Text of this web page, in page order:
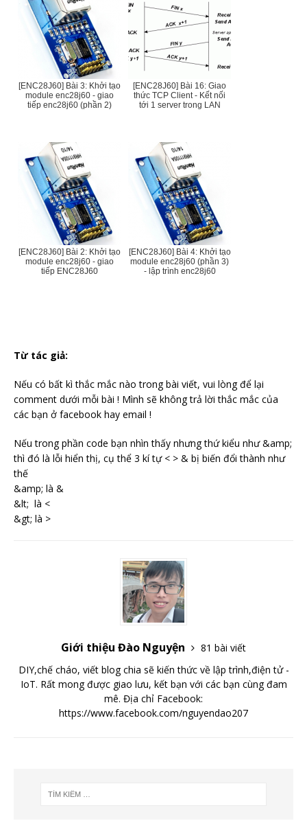
[ENC28J60] Bài 3: Khởi tạo
module enc28j60 - giao
tiếp enc28j60 (phần 2)
[ENC28J60] Bài 16: Giao
thức TCP Client - Kết nối
tới 1 server trong LAN
[ENC28J60] Bài 2: Khởi tạo
module enc28j60 - giao
tiếp ENC28J60
[ENC28J60] Bài 4: Khởi tạo
module enc28j60 (phần 3)
- lập trình enc28j60
Từ tác giả:
Nếu có bất kì thắc mắc nào trong bài viết, vui lòng để lại
comment dưới mỗi bài ! Mình sẽ không trả lời thắc mắc của
các bạn ở facebook hay email !
Nếu trong phần code bạn nhìn thấy nhưng thứ kiểu như &amp;
thì đó là lỗi hiển thị, cụ thể 3 kí tự < > & bị biến đổi thành như
thế
&amp; là &
&lt; là <
&gt; là >
Giới thiệu Đào Nguyện
81 bài viết
DIY,chế cháo, viết blog chia sẽ kiến thức về lập trình,điện tử -
IoT. Rất mong được giao lưu, kết bạn với các bạn cùng đam
mê. Địa chỉ Facebook:
https://www.facebook.com/nguyendao207